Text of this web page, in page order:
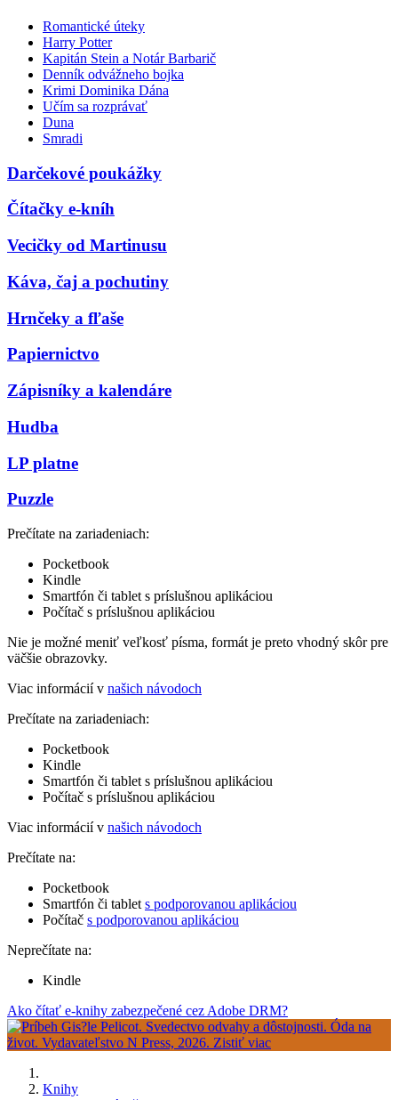
Romantické úteky
Harry Potter
Kapitán Stein a Notár Barbarič
Denník odvážneho bojka
Krimi Dominika Dána
Učím sa rozprávať
Duna
Smradi
Darčekové poukážky
Čítačky e-kníh
Vecičky od Martinusu
Káva, čaj a pochutiny
Hrnčeky a fľaše
Papiernictvo
Zápisníky a kalendáre
Hudba
LP platne
Puzzle
Prečítate na zariadeniach:
Pocketbook
Kindle
Smartfón či tablet s príslušnou aplikáciou
Počítač s príslušnou aplikáciou
Nie je možné meniť veľkosť písma, formát je preto vhodný skôr pre
väčšie obrazovky.
Viac informácií v našich návodoch
Prečítate na zariadeniach:
Pocketbook
Kindle
Smartfón či tablet s príslušnou aplikáciou
Počítač s príslušnou aplikáciou
Viac informácií v našich návodoch
Prečítate na:
Pocketbook
Smartfón či tablet s podporovanou aplikáciou
Počítač s podporovanou aplikáciou
Neprečítate na:
Kindle
Ako čítať e-knihy zabezpečené cez Adobe DRM?
Knihy